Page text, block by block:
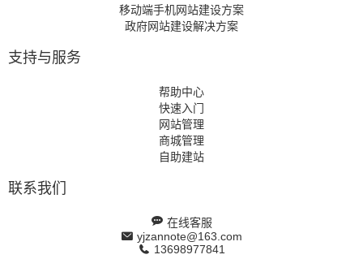
移动端手机网站建设方案
政府网站建设解决方案
支持与服务
帮助中心
快速入门
网站管理
商城管理
自助建站
联系我们
在线客服
yjzannote@163.com
13698977841